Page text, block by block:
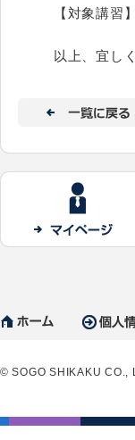
【対象講
以上、宜し
© SOGO SHIKAKU CO.,